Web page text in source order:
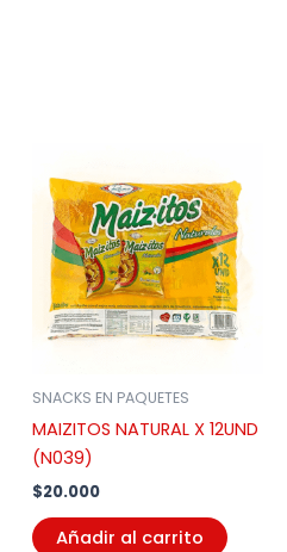
SNACKS EN PAQUETES
MAIZITOS NATURAL X 12UND
(N039)
$20.000
Añadir al carrito